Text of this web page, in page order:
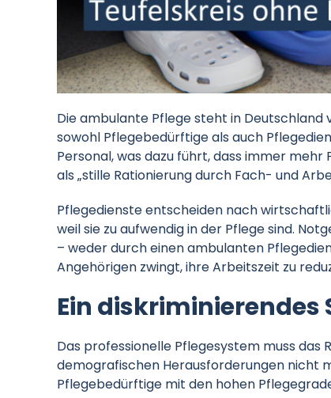
Die ambulante Pflege steht in
sowohl Pflegebedürftige als auch
Personal, was dazu führt, dass immer
als „stille Rationierung durch Fach- und
Pflegedienste entscheiden nach
weil sie zu aufwendig in der Pflege sind.
– weder durch einen ambulanten
Angehörigen zwingt, ihre Arbeitszeit zu
Ein diskriminierendes
Das professionelle Pflegesystem muss
demografischen Herausforderungen nicht
Pflegebedürftige mit den hohen